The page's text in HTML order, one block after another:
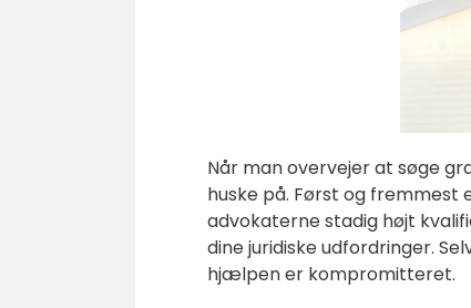
Når man overvejer at søge
huske på. Først og
advokaterne stadig højt
dine juridiske udfordringer.
hjælpen er kompromitteret.